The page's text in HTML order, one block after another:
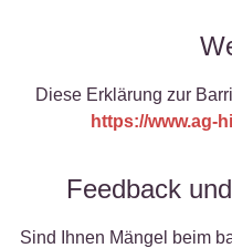
Diese Erklärung zur
https://www.ag-
Feedback
Sind Ihnen Mängel beim